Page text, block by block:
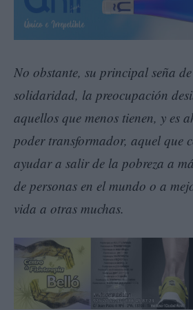
No obstante, su principal seña
solidaridad, la preocupación
aquellos que menos tienen, y es
poder transformador, aquel que
ayudar a salir de la pobreza a
de personas en el mundo o a
vida a otras muchas.